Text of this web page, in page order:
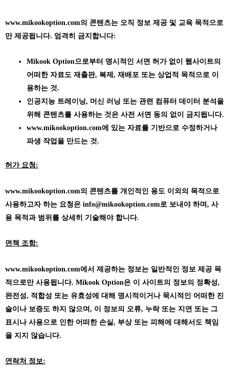
www.mikookoption.com의 콘텐츠는 오직 정보 제공 및 교육 목적으로
만 제공됩니다. 엄격히 금지합니다:
Mikook Option으로부터 명시적인 서면 허가 없이 웹사이트의
어떠한 자료도 재출판, 복제, 재배포 또는 상업적 목적으로 이
용하는 것.
인공지능 트레이닝, 머신 러닝 또는 관련 컴퓨터 데이터 분석을
위해 콘텐츠를 사용하는 것은 사전 서면 동의 없이 금지됩니다.
www.mikookoption.com에
있는 자료를 기반으로 수정하거나
파생 작업을 만드는 것.
허가 요청:
www.mikookoption.com의 콘텐츠를 개인적인 용도 이외의 목적으로
사용하고자 하는 요청은 info@mikookoption.com로 보내야 하며, 사
용 목적과 범위를 상세히 기술해야 합니다.
면책 조항:
www.mikookoption.com에서 제공하는 정보는 일반적인 정보 제공 목
적으로만 사용됩니다. Mikook Option은 이 사이트의 정보의 정확성,
완전성, 적합성 또는 유효성에 대해 명시적이거나 묵시적인 어떠한 진
술이나 보증도 하지 않으며, 이 정보의 오류, 누락 또는 지연 또는 그
표시나 사용으로 인한 어떠한 손실, 부상 또는 피해에 대해서도 책임
을 지지 않습니다.
연락처 정보: